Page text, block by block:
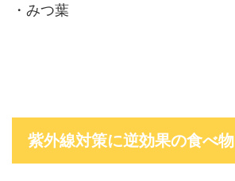
・みつ葉
紫外線対策に逆効果の食べ物